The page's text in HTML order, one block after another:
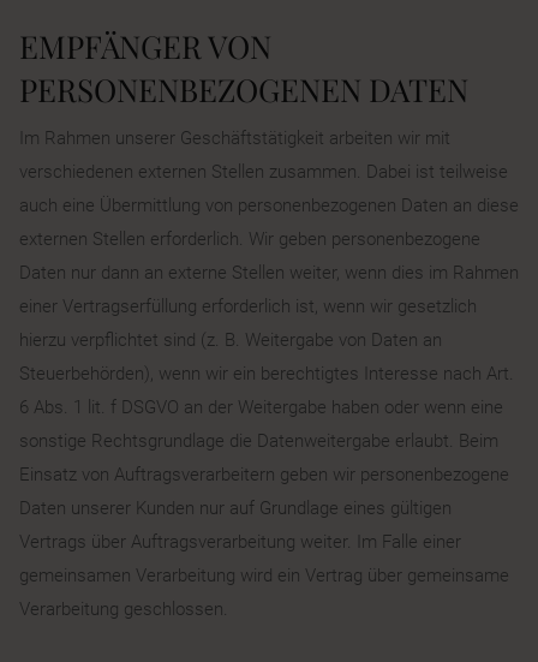
EMPFÄNGER VON
PERSONENBEZOGENEN DATEN
Im Rahmen unserer Geschäftstätigkeit arbeiten wir mit
verschiedenen externen Stellen zusammen. Dabei ist teilweise
auch eine Übermittlung von personenbezogenen Daten an diese
externen Stellen erforderlich. Wir geben personenbezogene
Daten nur dann an externe Stellen weiter, wenn dies im Rahmen
einer Vertragserfüllung erforderlich ist, wenn wir gesetzlich
hierzu verpflichtet sind (z. B. Weitergabe von Daten an
Steuerbehörden), wenn wir ein berechtigtes Interesse nach Art.
6 Abs. 1 lit. f DSGVO an der Weitergabe haben oder wenn eine
sonstige Rechtsgrundlage die Datenweitergabe erlaubt. Beim
Einsatz von Auftragsverarbeitern geben wir personenbezogene
Daten unserer Kunden nur auf Grundlage eines gültigen
Vertrags über Auftragsverarbeitung weiter. Im Falle einer
gemeinsamen Verarbeitung wird ein Vertrag über gemeinsame
Verarbeitung geschlossen.